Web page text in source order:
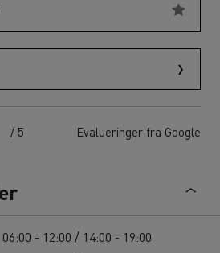
/ 5 Evalueringer fra Google
06:00 - 12:00 / 14:00 - 19:00